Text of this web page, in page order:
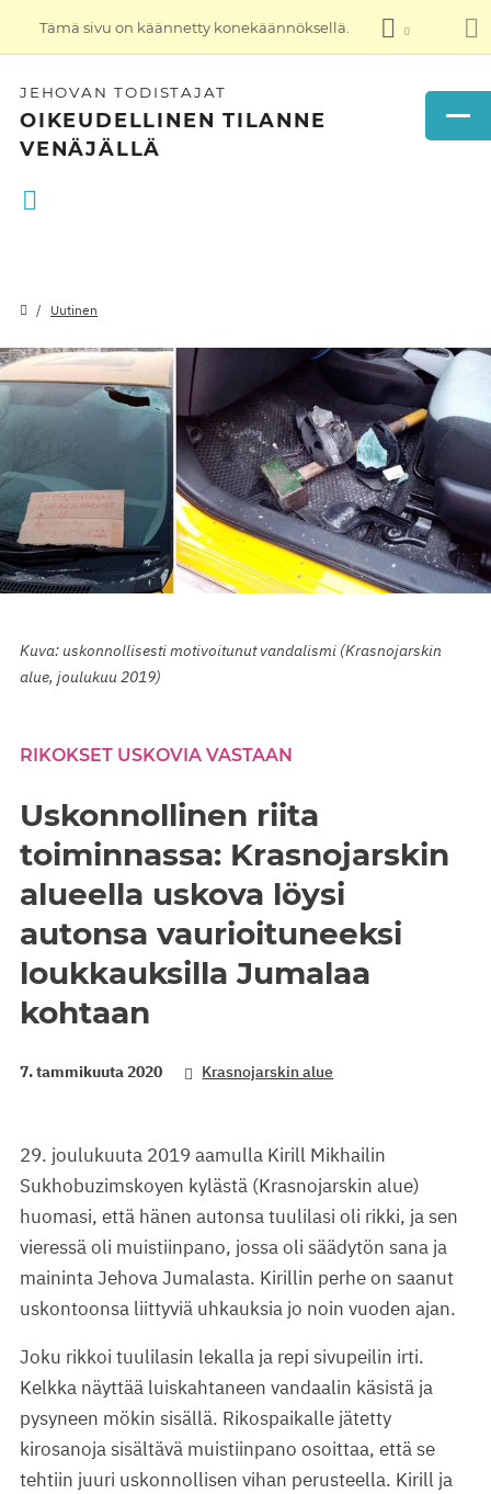
Tämä sivu on käännetty konekäännöksellä.
JEHOVAN TODISTAJAT
OIKEUDELLINEN TILANNE
VENÄJÄLLÄ
Uutinen
Kuva: uskonnollisesti motivoitunut vandalismi (Krasnojarskin
alue, joulukuu 2019)
RIKOKSET USKOVIA VASTAAN
Uskonnollinen riita
toiminnassa: Krasnojarskin
alueella uskova löysi
autonsa vaurioituneeksi
loukkauksilla Jumalaa
kohtaan
7. tammikuuta 2020 Krasnojarskin alue
29. joulukuuta 2019 aamulla Kirill Mikhailin
Sukhobuzimskoyen kylästä (Krasnojarskin alue)
huomasi, että hänen autonsa tuulilasi oli rikki, ja sen
vieressä oli muistiinpano, jossa oli säädytön sana ja
maininta Jehova Jumalasta. Kirillin perhe on saanut
uskontoonsa liittyviä uhkauksia jo noin vuoden ajan.
Joku rikkoi tuulilasin lekalla ja repi sivupeilin irti.
Kelkka näyttää luiskahtaneen vandaalin käsistä ja
pysyneen mökin sisällä. Rikospaikalle jätetty
kirosanoja sisältävä muistiinpano osoittaa, että se
tehtiin juuri uskonnollisen vihan perusteella. Kirill ja